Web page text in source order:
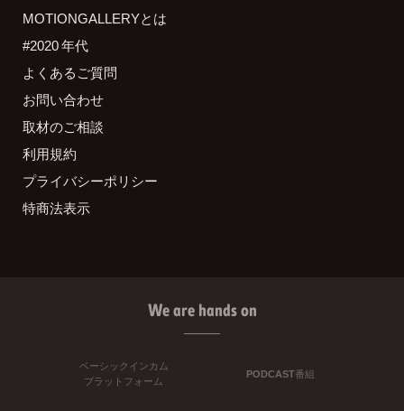
MOTIONGALLERYとは
#2020 年代
よくあるご質問
お問い合わせ
取材のご相談
利用規約
プライバシーポリシー
特商法表示
We are hands on
ベーシックインカム
プラットフォーム
PODCAST番組